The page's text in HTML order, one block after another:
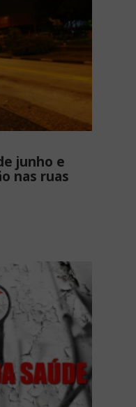
junho e
nas ruas